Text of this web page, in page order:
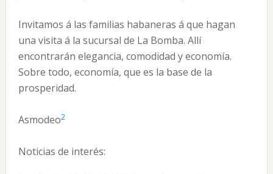
Invitamos á las familias habaneras á que hagan
una visita á la sucursal de La Bomba. Allí
encontrarán elegancia, comodidad y economía.
Sobre todo, economía, que es la base de la
prosperidad.
Asmodeo2
Noticias de interés: